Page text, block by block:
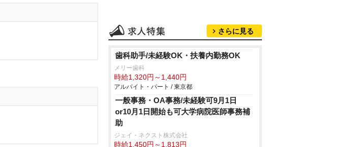
さらに見る
歯科助手/未経験OK・扶養内勤務OK
メリー歯科
時給1,320円～1,440円
アルバイト・パート / 東京都
一般事務・OA事務/未経験可9月1日
or10月1日開始も可大学病院医師事務補
助
ジェイ・ネクスト株式会社
時給1,450円～1,813円